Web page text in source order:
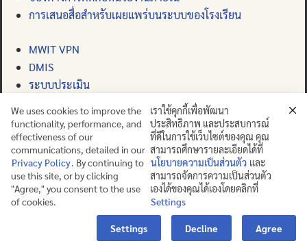
การเสนอสื่อสำหรับเผยแพร่บนระบบของโรงเรียน
MWIT VPN
DMIS
ระบบประเมิน
ช่องทางการแจ้งเรื่องร้องเรียน
We uses cookies to improve the
functionality, performance, and
effectiveness of our
communications, detailed in our
Privacy Policy. By continuing to
use this site, or by clicking
"Agree," you consent to the use
of cookies.
เราใช้คุกกี้เพื่อพัฒนา
ประสิทธิภาพ และประสบการณ์
ที่ดีในการใช้เว็บไซต์ของคุณ คุณ
สามารถศึกษารายละเอียดได้ที่
นโยบายความเป็นส่วนตัว และ
สามารถจัดการความเป็นส่วนตัว
เองได้ของคุณได้เองโดยคลิกที่
Settings
Settings Decline Agree
Contact us